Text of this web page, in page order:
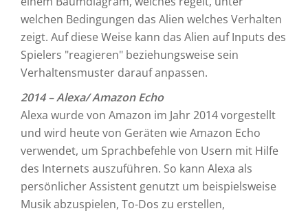
welchen Bedingungen das Alien welches Verhalten
zeigt. Auf diese Weise kann das Alien auf Inputs des
Spielers "reagieren" beziehungsweise sein
Verhaltensmuster darauf anpassen.
2014 – Alexa/ Amazon Echo
Alexa wurde von Amazon im Jahr 2014 vorgestellt
und wird heute von Geräten wie Amazon Echo
verwendet, um Sprachbefehle von Usern mit Hilfe
des Internets auszuführen. So kann Alexa als
persönlicher Assistent genutzt um beispielsweise
Musik abzuspielen, To-Dos zu erstellen,